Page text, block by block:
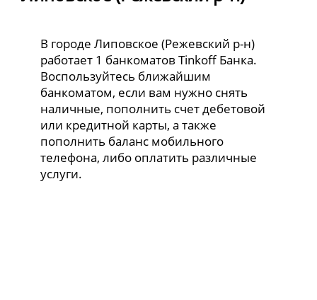
В городе Липовское (Режевский р-н)
работает 1 банкоматов Tinkoff Банка.
Воспользуйтесь ближайшим
банкоматом, если вам нужно снять
наличные, пополнить счет дебетовой
или кредитной карты, а также
пополнить баланс мобильного
телефона, либо оплатить различные
услуги.